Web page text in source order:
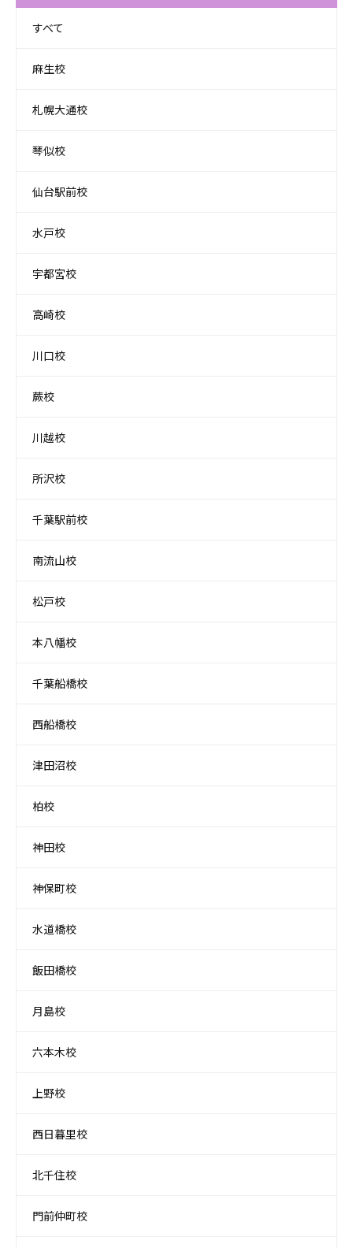
すべて
麻生校
札幌大通校
琴似校
仙台駅前校
水戸校
宇都宮校
高崎校
川口校
蕨校
川越校
所沢校
千葉駅前校
南流山校
松戸校
本八幡校
千葉船橋校
西船橋校
津田沼校
柏校
神田校
神保町校
水道橋校
飯田橋校
月島校
六本木校
上野校
西日暮里校
北千住校
門前仲町校